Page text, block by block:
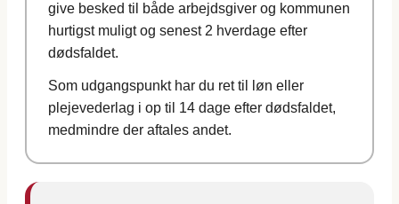
give besked til både arbejdsgiver og kommunen
hurtigst muligt og senest 2 hverdage efter
dødsfaldet.
Som udgangspunkt har du ret til løn eller
plejevederlag i op til 14 dage efter dødsfaldet,
medmindre der aftales andet.